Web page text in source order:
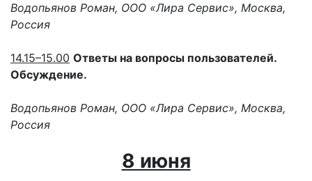
Водопьянов Роман, ООО «Лира Сервис», Москва,
Россия
14.15–15.00 Ответы на вопросы пользователей.
Обсуждение.
Водопьянов Роман, ООО «Лира Сервис», Москва,
Россия
8 июня